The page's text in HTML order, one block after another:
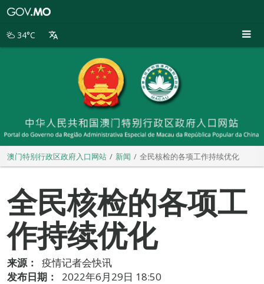
别
34°C
澳门特别行政区政府入口网站 新闻 全民核检的各项工作持续优化
全民核检的各项工
作持续优化
来源：
疫情记者会快讯
发布日期：
2022年6月29日 18:50